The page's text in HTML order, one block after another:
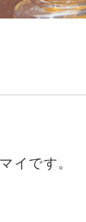
イです。